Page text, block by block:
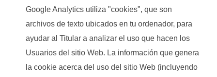
Google Analytics utiliza "cookies", que son
archivos de texto ubicados en tu ordenador, para
ayudar al Titular a analizar el uso que hacen los
Usuarios del sitio Web. La información que genera
la cookie acerca del uso del sitio Web (incluyendo